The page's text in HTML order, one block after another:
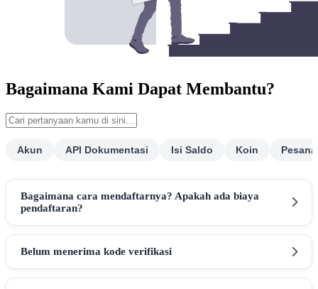
Bagaimana Kami Dapat Membantu?
Akun API Dokumentasi Isi Saldo Koin
Bagaimana cara mendaftarnya? Apakah ada biaya
pendaftaran?
Belum menerima kode verifikasi